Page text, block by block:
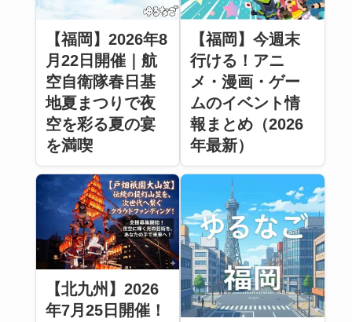
【福岡】2026年8
月22日開催｜航
空自衛隊春日基
地夏まつりで夜
空を彩る夏の宴
を満喫
【福岡】今週末
行ける！アニ
メ・漫画・ゲー
ムのイベント情
報まとめ（2026
年最新）
【北九州】2026
年7月25日開催！